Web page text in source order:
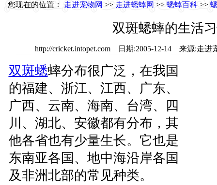
您现在的位置： 走进宠物网 >> 走进蟋蟀网 >> 蟋蟀百科 >>
双斑蟋蟀的生活
http://cricket.intopet.com 日期:2005-12-14 来源:走
双斑蟋蟀分布很广泛，在我国
的福建、浙江、江西、广东、
广西、云南、海南、台湾、四
川、湖北、安徽都有分布，其
他各省也有少量生长。它也是
东南亚各国、地中海沿岸各国
及非洲北部的常见种类。